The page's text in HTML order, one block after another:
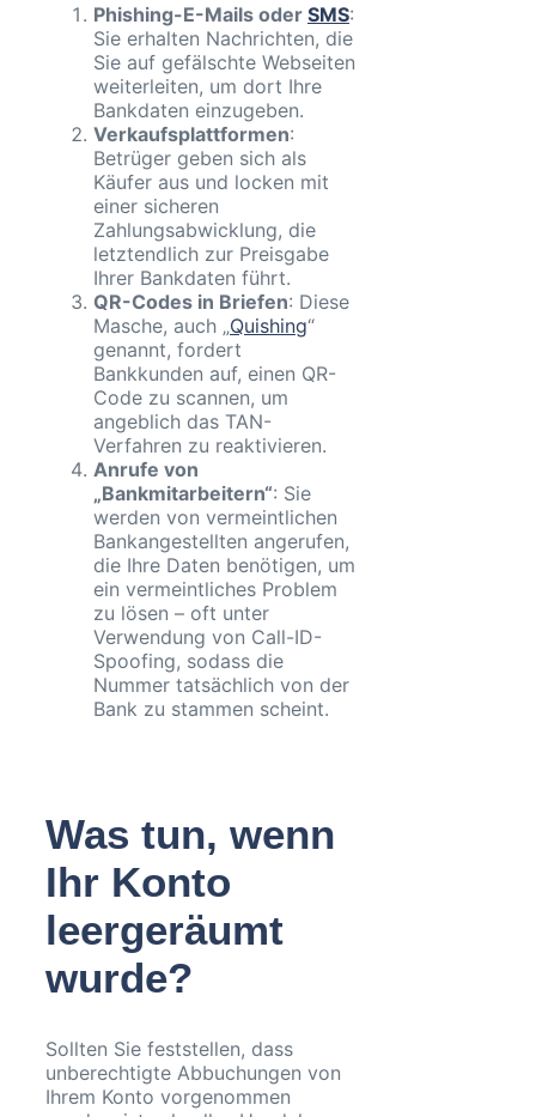
Phishing-E-Mails oder SMS:
Sie erhalten Nachrichten, die
Sie auf gefälschte Webseiten
weiterleiten, um dort Ihre
Bankdaten einzugeben.
Verkaufsplattformen:
Betrüger geben sich als
Käufer aus und locken mit
einer sicheren
Zahlungsabwicklung, die
letztendlich zur Preisgabe
Ihrer Bankdaten führt.
QR-Codes in Briefen: Diese
Masche, auch „Quishing“
genannt, fordert
Bankkunden auf, einen QR-
Code zu scannen, um
angeblich das TAN-
Verfahren zu reaktivieren.
Anrufe von
„Bankmitarbeitern“: Sie
werden von vermeintlichen
Bankangestellten angerufen,
die Ihre Daten benötigen, um
ein vermeintliches Problem
zu lösen – oft unter
Verwendung von Call-ID-
Spoofing, sodass die
Nummer tatsächlich von der
Bank zu stammen scheint.
Was tun, wenn
Ihr Konto
leergeräumt
wurde?
Sollten Sie feststellen, dass
unberechtigte Abbuchungen von
Ihrem Konto vorgenommen